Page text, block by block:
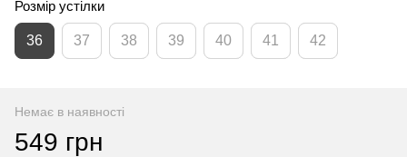
Розмір устілки
36 37 38 39 40 41 42
Немає в наявності
549 грн